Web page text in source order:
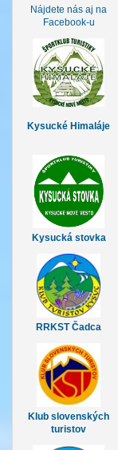
Nájdete nás aj na
Facebook-u
Kysucké Himaláje
Kysucká stovka
RRKST Čadca
Klub slovenských
turistov